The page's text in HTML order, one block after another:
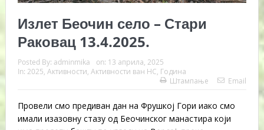
Излет Беочин село – Стари
Раковац 13.4.2025.
Posted By: adminmika on: 13 априла, 2025
In: 2025, Активности, Активности ван НС, Година
Штампање
Email
Провели смо предиван дан на Фрушкој Гори иако смо
имали изазовну стазу од Беочинског манастира који